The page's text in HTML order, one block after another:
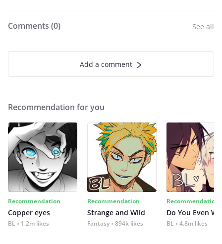
Comments (0) See all
Add a comment
Recommendation for you
Recommendation
Copper eyes
BL 1.2m likes
Recommendation
Strange and Wild
Fantasy 894k likes
Recommendation
Do You Even
BL 4.8m likes